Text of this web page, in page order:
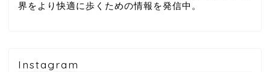
界をより快適に歩くための情報を発信中。
Instagram